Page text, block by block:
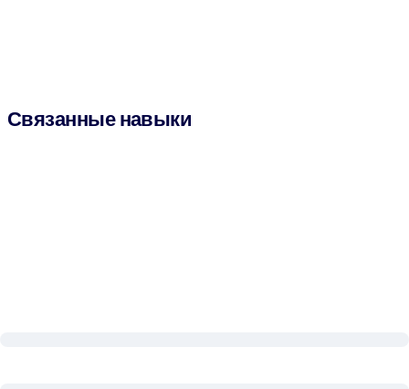
Связанные навыки